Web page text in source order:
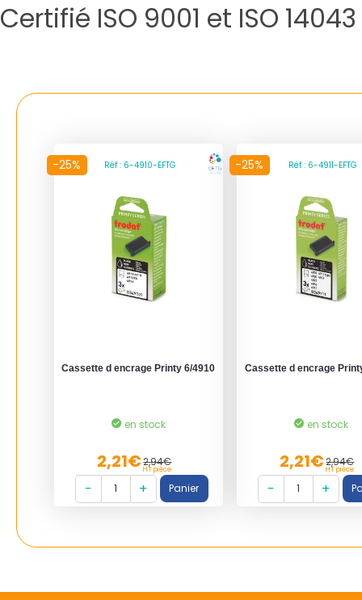
Certifié ISO 9001 et ISO 14043
-25% Réf : 6-4910-EFTG
Cassette d encrage Printy 6/4910
en stock
2,21€2,94€
HT pièce
-25% Réf : 6-4911-EFTG
Cassette d encrage
en stock
2,21€2,94€
HT pièce